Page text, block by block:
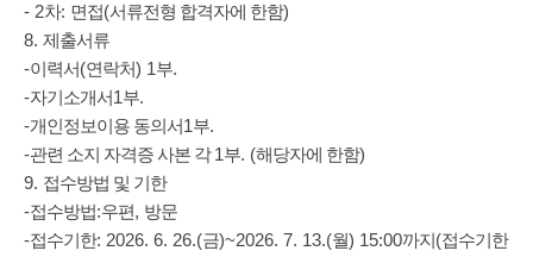
- 2차: 면접(서류전형 합격자에 한함)
8. 제출서류
-이력서(연락처) 1부.
-자기소개서1부.
-개인정보이용 동의서1부.
-관련 소지 자격증 사본 각1부. (해당자에 한함)
9. 접수방법 및 기한
-접수방법:우편, 방문
-접수기한: 2026. 6. 26.(금)~2026. 7. 13.(월) 15:00까지 (접수기한